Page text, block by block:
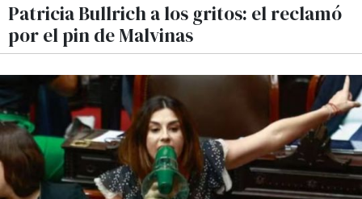
Patricia Bullrich a los gritos: el reclamó
por el pin de Malvinas